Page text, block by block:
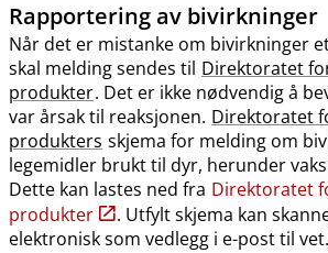
Rapportering av bivirkninger
Når det er mistanke om bivirkninger
skal melding sendes til Direktoratet
produkter. Det er ikke nødvendig å
var årsak til reaksjonen. Direktoratet
produkters skjema for melding om
legemidler brukt til dyr, herunder
Dette kan lastes ned fra Direktoratet
produkter
. Utfylt skjema kan
elektronisk som vedlegg i e-post til